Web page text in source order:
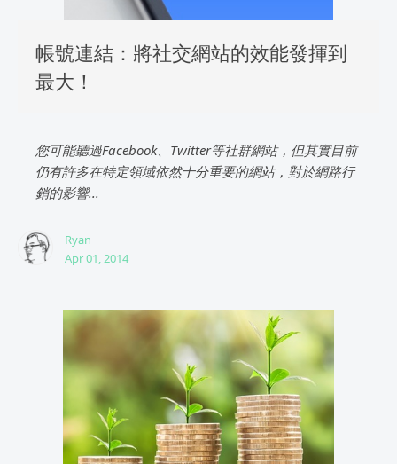
帳號連結：將社交網站的效能發揮到
最大！
您可能聽過Facebook、Twitter等社群網站，但其實目前
仍有許多在特定領域依然十分重要的網站，對於網路行
銷的影響...
Ryan
Apr 01, 2014